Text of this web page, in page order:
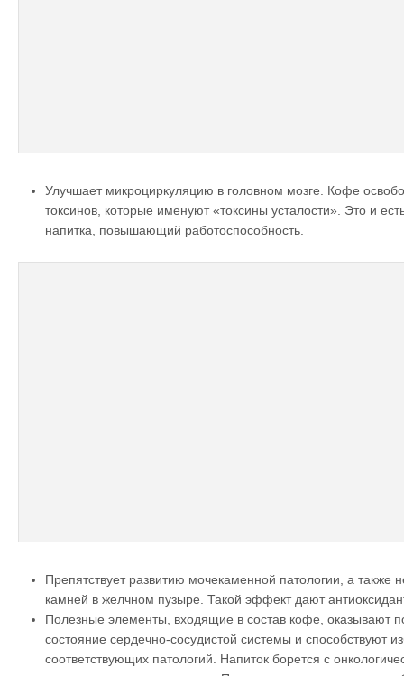
Улучшает микроциркуляцию в головном мозге. Кофе
токсинов, которые именуют «токсины усталости». Это и
напитка, повышающий работоспособность.
Препятствует развитию мочекаменной патологии, а также
камней в желчном пузыре. Такой эффект дают
Полезные элементы, входящие в состав кофе, оказывают
состояние сердечно-сосудистой системы и способствуют
соответствующих патологий. Напиток борется с